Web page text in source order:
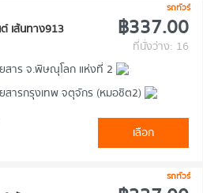
รถทัวร์
เส้นทาง913
฿337.00
ที่นั่งว่าง: 16
สาร จ.พิษณุโลก แห่งที่ 2
สารกรุงเทพ จตุจักร (หมอชิต2)
เลือก
รถทัวร์